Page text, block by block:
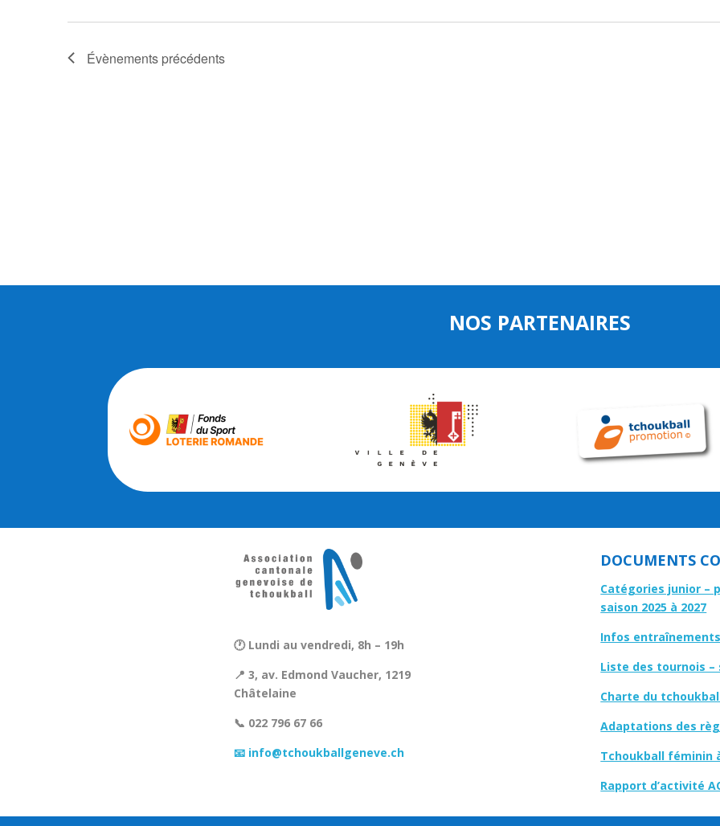
Évènements précédents
NOS PARTENAIRES
🕐 Lundi au vendredi, 8h – 19h
📍 3, av. Edmond Vaucher, 1219
Châtelaine
📞 022 796 67 66
📧 info@tchoukballgeneve.ch
DOCUMENTS
Catégories junior –
saison 2025 à 2027
Infos
Liste des tournois –
Charte du
Adaptations des
Tchoukball féminin
Rapport d’activité